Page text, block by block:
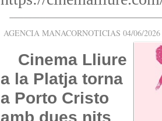
AGENCIA MANACORNOTICIAS 04/06/
Cinema Lliure
a la Platja torna
a Porto Cristo
amb dues nits